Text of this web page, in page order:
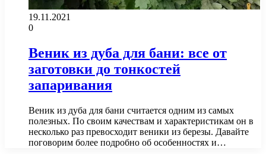
19.11.2021
0
Веник из дуба для бани: все от
заготовки до тонкостей
запаривания
Веник из дуба для бани считается одним из самых
полезных. По своим качествам и характеристикам он в
несколько раз превосходит веники из березы. Давайте
поговорим более подробно об особенностях и…